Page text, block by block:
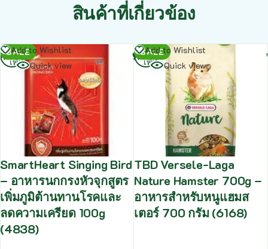
สินค้าที่เกี่ยวข้อง
SALE
Add to Wishlist
Quick view
SmartHeart Singing Bird
– อาหารนกกรงหัวจุกสูตร
เพิ่มภูมิต้านทานโรคและ
ลดความเครียด 100g
(4838)
อ่าน
เพิ่ม
SALE
Add to Wishlist
Quick view
TBD Versele-Laga
Nature Hamster 700g –
อาหารสำหรับหนูแฮมส
เตอร์ 700 กรัม (6168)
อ่าน
เพิ่ม